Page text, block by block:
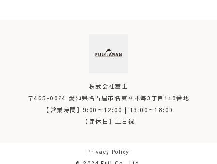
株式会社富士
〒465-0024 愛知県名古屋市名東区 本郷3丁目148番地
【営業時間】9:00～12:00 | 13:00～18:00
【定休日】 土日祝
Privacy Policy